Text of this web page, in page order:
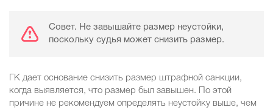
Совет. Не завышайте размер неустойки,
поскольку судья может снизить размер.
ГК дает основание снизить размер штрафной санкции,
когда выявляется, что размер был завышен. По этой
причине не рекомендуем определять неустойку выше, чем